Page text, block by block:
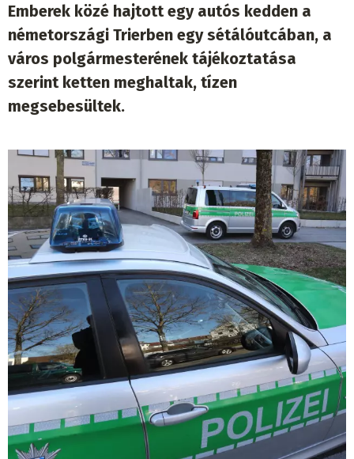
Emberek közé hajtott egy autós kedden a
németországi Trierben egy sétálóutcában, a
város polgármesterének tájékoztatása
szerint ketten meghaltak, tízen
megsebesültek.